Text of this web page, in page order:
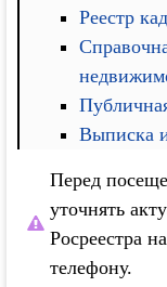
Реестр
Выписка
Перед
уточнять
Росреестра
телефону.